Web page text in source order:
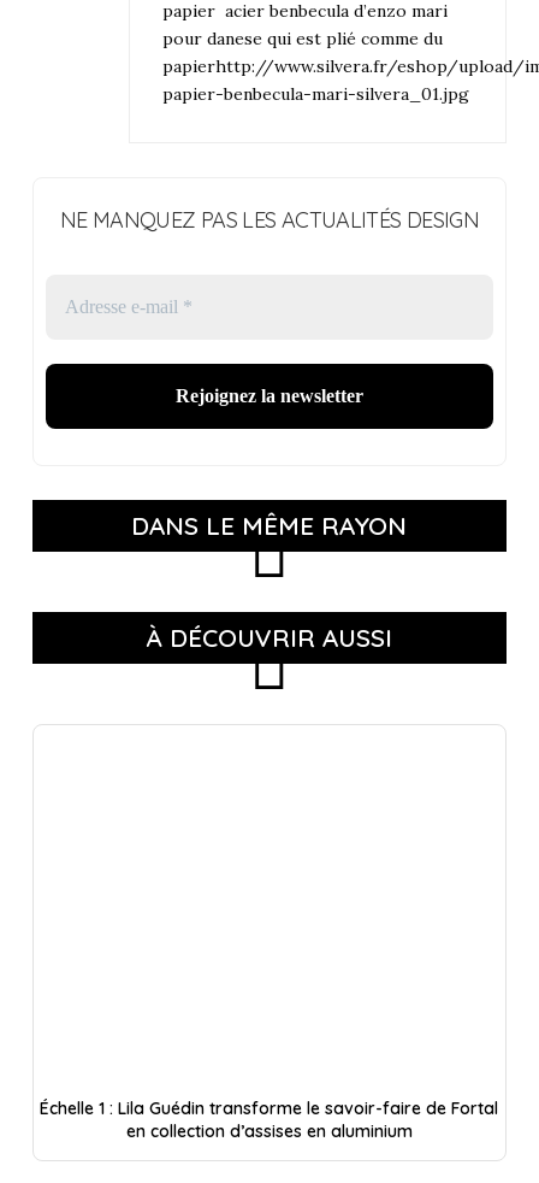
papier acier benbecula d’enzo mari
pour danese qui est plié comme du
papierhttp://www.silvera.fr/eshop/upload/
papier-benbecula-mari-silvera_01.jpg
NE MANQUEZ PAS LES ACTUALITÉS DESIGN
DANS LE MÊME RAYON
À DÉCOUVRIR AUSSI
Échelle 1 : Lila Guédin transforme le savoir-faire de Fortal
en collection d’assises en aluminium